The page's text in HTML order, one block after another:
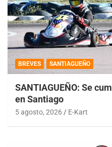
BREVES SANTIAGUEÑO
SANTIAGUEÑO: Se
en Santiago
5 agosto, 2026 E-Kart